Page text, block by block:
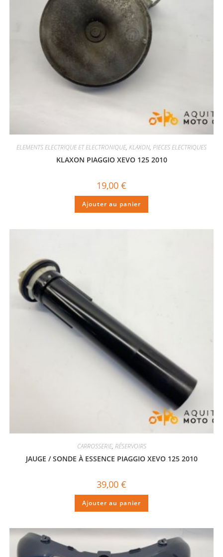
ELEMENTS ELECTRIQUE ET ELECTRONIQUE, KLAXON, PIECES ELECTRIQUES
KLAXON PIAGGIO XEVO 125 2010
19,00 €
Ajouter au panier
CARROSSERIE, RÉSERVOIRS
JAUGE / SONDE À ESSENCE PIAGGIO XEVO 125 2010
39,00 €
Ajouter au panier